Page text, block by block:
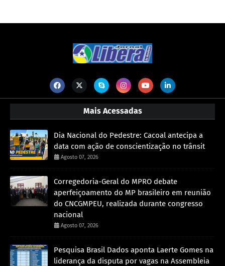
Mais Acessadas
Dia Nacional do Pedestre: Cacoal antecipa a
data com ação de conscientização no trânsit
Agosto 07, 2026
Corregedoria-Geral do MPRO debate
aperfeiçoamento do MP brasileiro em reunião
do CNCGMPEU, realizada durante congresso
nacional
Agosto 07, 2026
Pesquisa Brasil Dados aponta Laerte Gomes na
liderança da disputa por vagas na Assembleia